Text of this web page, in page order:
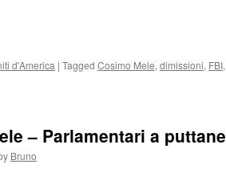
d'America | Tagged Cosimo Mele, dimissioni, FBI,
– Parlamentari a puttane
Bruno